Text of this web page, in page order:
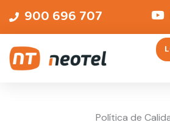
to
900 696 707
Política de